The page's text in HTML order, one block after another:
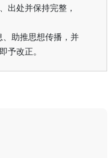
出处并保持完整，
、助推思想传播，并
予改正。